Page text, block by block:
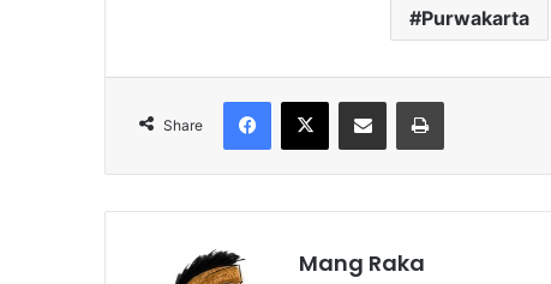
Purwakarta
Share
Facebook
X Share via Email Print
Mang Raka